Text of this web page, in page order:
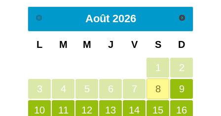
Août 2026
L M M J V S D
1
2
3
4 5 6 7 8
9
10
11 12 13 14 15
16